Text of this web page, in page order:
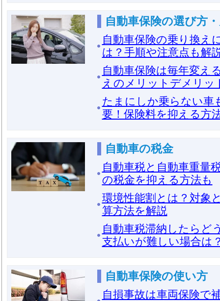
自動車保険の選び方
自動車保険の乗り換え
は？手順や注意点も解
自動車保険は毎年変え
えのメリットデメリッ
たまにしか乗らない車
要！保険料を抑える方
自動車の税金
自動車税と自動車重量
の税金を抑える方法も
環境性能割とは？対象
算方法を解説
自動車税滞納したらど
支払いが難しい場合は
自動車保険の使い方
自損事故は車両保険で